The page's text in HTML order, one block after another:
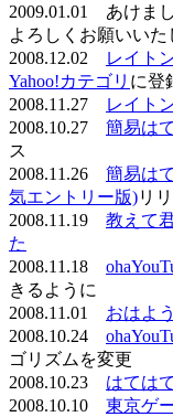
2009.01.01 あけま
よろしくお願いいた
2008.12.02
レイト
Yahoo!カテゴリ に登
2008.11.27
レイト
2008.10.27 簡易は
ス
2008.11.26 簡易は
気エントリー版)リ
2008.11.19 教えて
た
2008.11.18
きるように
2008.11.01 おはよ
2008.10.24
ゴリズムを変更
2008.10.23 はては
2008.10.10 東京ゲ